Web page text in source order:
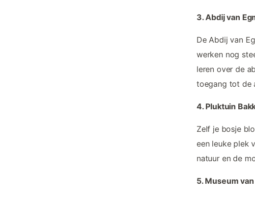
3. Abdij van
De Abdij van
werken nog
leren over de
toegang tot de
4. Pluktuin
Zelf je bosje
een leuke plek
natuur en de
5. Museum